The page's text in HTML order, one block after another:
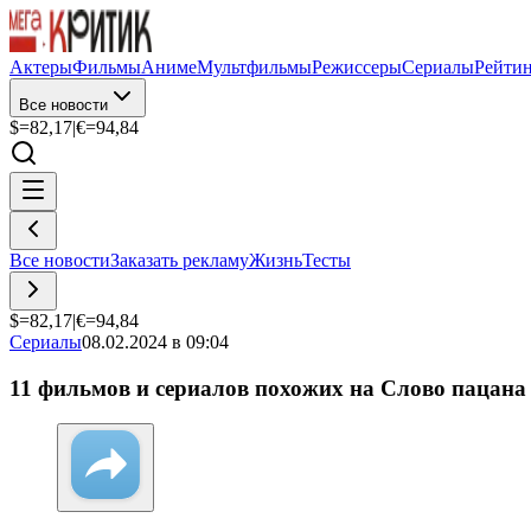
АктерыФильмыАнимеМультфильмыРежиссерыСериалы
Все новости
$=82,17|€=94,84
Все новостиЗаказать рекламуЖизньТесты
$=82,17|€=94,84
Сериалы08.02.2024 в 09:04
11 фильмов и сериалов похожих на Слово пацана